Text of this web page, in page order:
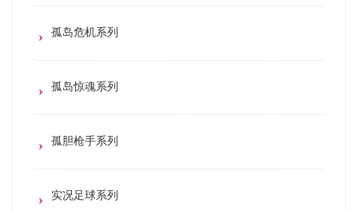
孤岛危机系列
孤岛惊魂系列
孤胆枪手系列
实况足球系列